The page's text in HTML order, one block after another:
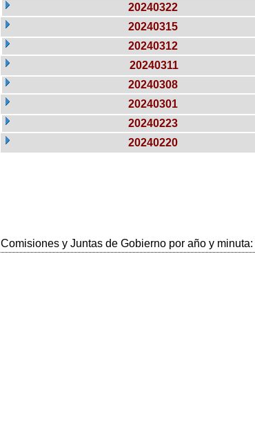
20240322
20240315
20240312
20240311
20240308
20240301
20240223
20240220
Comisiones y Juntas de Gobierno por año y